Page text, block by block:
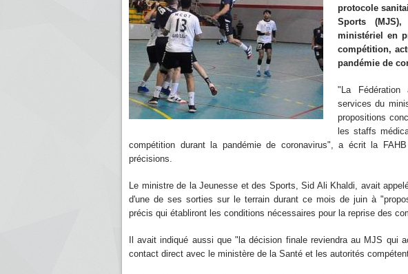
protocole
Sports
ministériel en
compétition,
pandémie de
"La Fédération
services du
propositions
les staffs
compétition durant la pandémie de coronavirus", a écrit la
précisions.
Le ministre de la Jeunesse et des Sports, Sid Ali Khaldi, avait
d'une de ses sorties sur le terrain durant ce mois de juin à
précis qui établiront les conditions nécessaires pour la reprise des
Il avait indiqué aussi que "la décision finale reviendra au MJS qui
contact direct avec le ministère de la Santé et les autorités